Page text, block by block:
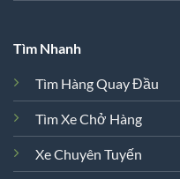
Tìm Nhanh
Tìm Hàng Quay Đầu
Tìm Xe Chở Hàng
Xe Chuyên Tuyến